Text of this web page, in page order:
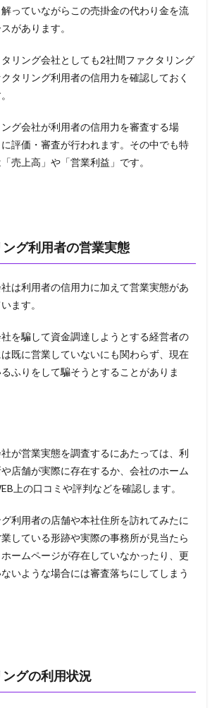
っていながらこの売掛金の代わり金を流
があります。
リング会社としても2社間ファクタリング
タリング利用者の信用力を確認しておく
グ会社が利用者の信用力を審査する場
評価・審査が行われます。その中でも特
売上高」や「営業利益」です。
グ利用者の営業実態
は利用者の信用力に加えて営業実態があ
ます。
を騙して資金調達しようとする経営者の
既に営業していないにも関わらず、現在
ふりをして騙そうとすることがありま
が営業実態を調査するにあたっては、利
店舗が実際に存在するか、会社のホーム
上の口コミや評判などを確認します。
利用者の店舗や本社住所を訪れてみたに
している形跡や実際の事務所が見当たら
ームページが存在していなかったり、更
いような場合には審査落ちにしてしまう
グの利用状況